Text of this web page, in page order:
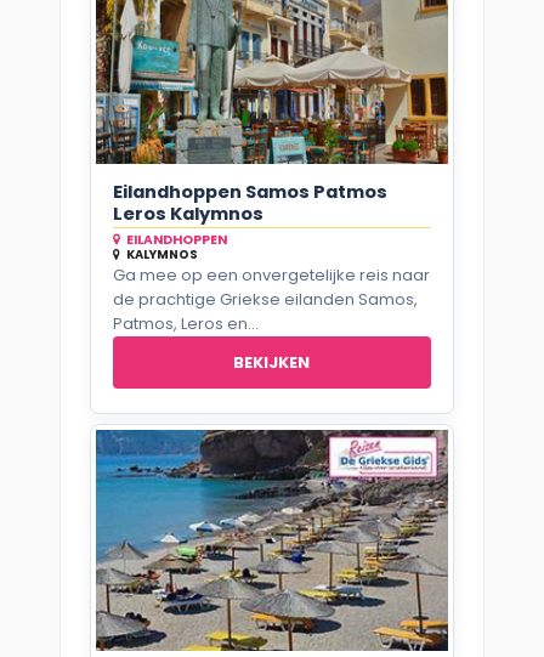
Eilandhoppen Samos Patmos
Leros Kalymnos
EILANDHOPPEN
KALYMNOS
Ga mee op een onvergetelijke reis naar
de prachtige Griekse eilanden Samos,
Patmos, Leros en...
BEKIJKEN